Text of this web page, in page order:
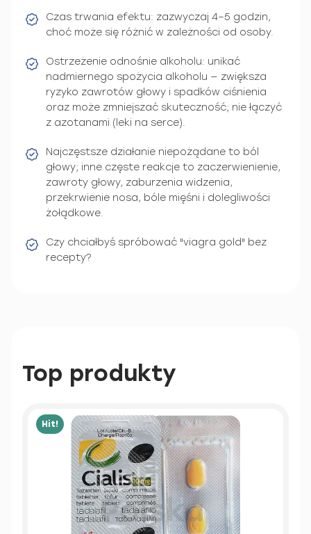
Czas trwania efektu: zazwyczaj 4–5 godzin,
choć może się różnić w zależności od osoby.
Ostrzeżenie odnośnie alkoholu: unikać
nadmiernego spożycia alkoholu — zwiększa
ryzyko zawrotów głowy i spadków ciśnienia
oraz może zmniejszać skuteczność; nie łączyć
z azotanami (leki na serce).
Najczęstsze działanie niepożądane to ból
głowy; inne częste reakcje to zaczerwienienie,
zawroty głowy, zaburzenia widzenia,
przekrwienie nosa, bóle mięśni i dolegliwości
żołądkowe.
Czy chciałbyś spróbować "viagra gold" bez
recepty?
Top produkty
Hit!